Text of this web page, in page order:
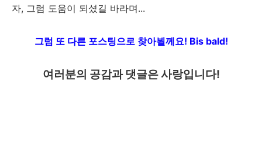
자, 그럼 도움이 되셨길 바라며...
그럼 또 다른 포스팅으로 찾아뵐께요! Bis bald!
여러분의 공감과 댓글은 사랑입니다!